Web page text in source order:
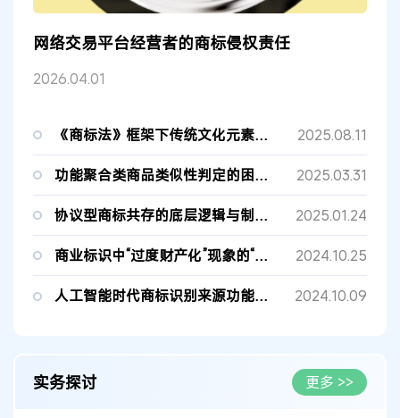
网络交易平台经营者的商标侵权责任
2026.04.01
《商标法》框架下传统文化元素的传承保护与活化创新 2025.08.11
功能聚合类商品类似性判定的困境纾解 2025.03.31
协议型商标共存的底层逻辑与制度构建 2025.01.24
商业标识中“过度财产化”现象的“原则”治理模式 2024.10.25
人工智能时代商标识别来源功能审视 2024.10.09
实务探讨 更多 >>